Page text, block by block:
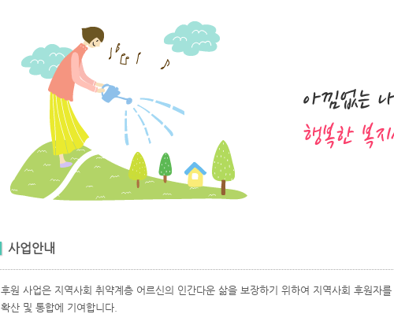
사업안내
후원 사업은 지역사회 취약계층 어르신의 인간다운 삶을 보장하기 위하여 지역사회 후원자
확산 및 통합에 기여합니다.